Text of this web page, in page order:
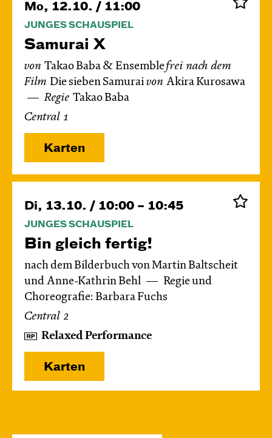
Mo, 12.10. / 11:00
JUNGES SCHAUSPIEL
Samurai X
von Takao Baba & Ensemblefrei nach dem
Film Die sieben Samurai von Akira Kurosawa
Regie Takao Baba
Central 1
Karten
Di, 13.10. / 10:00 – 10:45
JUNGES SCHAUSPIEL
Bin gleich fertig!
nach dem Bilderbuch von Martin Baltscheit
und Anne-Kathrin Behl
Regie und
Choreografie: Barbara Fuchs
Central 2
Relaxed Performance
Karten